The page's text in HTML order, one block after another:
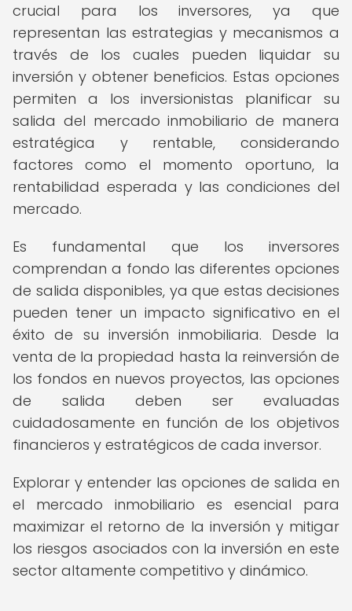
crucial para los inversores, ya que
representan las estrategias y mecanismos a
través de los cuales pueden liquidar su
inversión y obtener beneficios. Estas opciones
permiten a los inversionistas planificar su
salida del mercado inmobiliario de manera
estratégica y rentable, considerando
factores como el momento oportuno, la
rentabilidad esperada y las condiciones del
mercado.
Es fundamental que los inversores
comprendan a fondo las diferentes opciones
de salida disponibles, ya que estas decisiones
pueden tener un impacto significativo en el
éxito de su inversión inmobiliaria. Desde la
venta de la propiedad hasta la reinversión de
los fondos en nuevos proyectos, las opciones
de salida deben ser evaluadas
cuidadosamente en función de los objetivos
financieros y estratégicos de cada inversor.
Explorar y entender las opciones de salida en
el mercado inmobiliario es esencial para
maximizar el retorno de la inversión y mitigar
los riesgos asociados con la inversión en este
sector altamente competitivo y dinámico.